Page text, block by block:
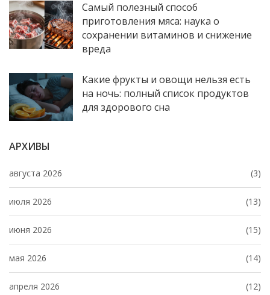
Самый полезный способ
приготовления мяса: наука о
сохранении витаминов и снижение
вреда
Какие фрукты и овощи нельзя есть
на ночь: полный список продуктов
для здорового сна
АРХИВЫ
августа 2026 (3)
июля 2026 (13)
июня 2026 (15)
мая 2026 (14)
апреля 2026 (12)